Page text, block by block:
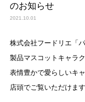
のお知らせ
2021.10.01
株式会社フードリエ「
製品マスコットキャラ
表情豊かで愛らしいキ
店頭でご覧いただけます